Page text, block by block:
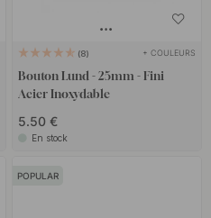
8 + COULEURS
Bouton Lund - 25mm - Fini
Acier Inoxydable
5.50 €
En stock
POPULAR